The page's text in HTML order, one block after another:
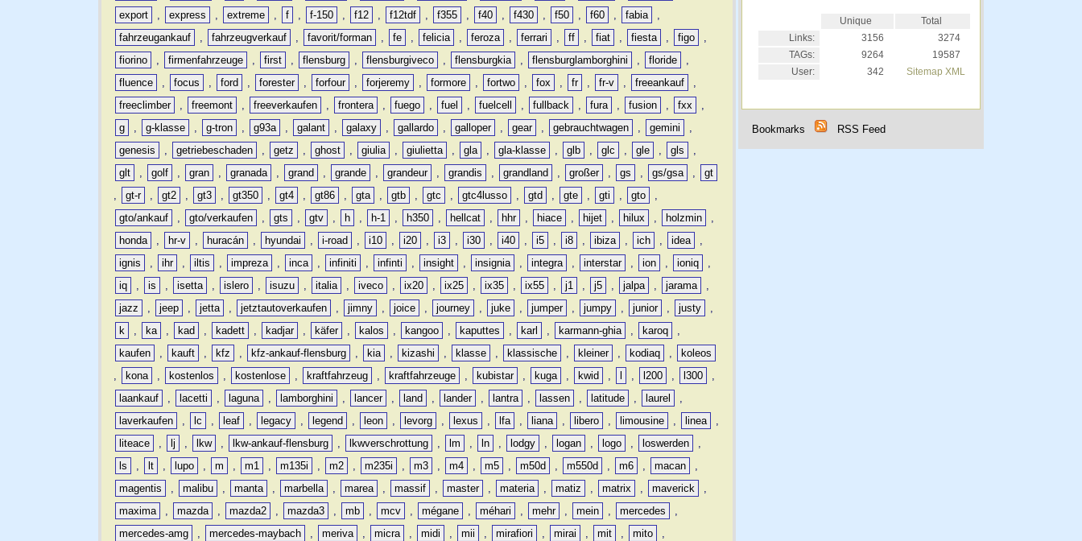
export
, express , extreme , f , f-150 , f12 , f12tdf , f355 , f40 , f430 , f50 , f60 , fabia
,
fahrzeugankauf
, fahrzeugverkauf , favorit/forman , fe , felicia , feroza , ferrari , ff , fiat , fiesta , figo
,
fiorino
, firmenfahrzeuge , first , flensburg , flensburgiveco , flensburgkia , flensburglamborghini , floride
,
fluence
, focus , ford , forester , forfour , forjeremy , formore , fortwo , fox , fr , fr-v , freeankauf
,
freeclimber
, freemont , freeverkaufen , frontera , fuego , fuel , fuelcell , fullback , fura , fusion , fxx
,
g
, g-klasse , g-tron , g93a , galant , galaxy , gallardo , galloper , gear , gebrauchtwagen , gemini
,
genesis
, getriebeschaden , getz , ghost , giulia , giulietta , gla , gla-klasse , glb , glc , gle , gls
,
glt
, golf , gran , granada , grand , grande , grandeur , grandis , grandland , großer , gs , gs/gsa ,
gt
,
gt-r , gt2 , gt3 , gt350 , gt4 , gt86 , gta , gtb , gtc , gtc4lusso , gtd , gte , gti , gto
,
gto/ankauf
, gto/verkaufen , gts , gtv , h , h-1 , h350 , hellcat , hhr , hiace , hijet , hilux , holzmin
,
honda
, hr-v , huracán , hyundai , i-road , i10 , i20 , i3 , i30 , i40 , i5 , i8 , ibiza , ich , idea
,
ignis
, ihr , iltis , impreza , inca , infiniti , infinti , insight , insignia , integra , interstar , ion , ioniq
,
iq
, is , isetta , islero , isuzu , italia , iveco , ix20 , ix25 , ix35 , ix55 , j1 , j5 , jalpa , jarama
,
jazz
, jeep , jetta , jetztautoverkaufen , jimny , joice , journey , juke , jumper , jumpy , junior , justy
,
k
, ka , kad , kadett , kadjar , käfer , kalos , kangoo , kaputtes , karl , karmann-ghia , karoq
,
kaufen
, kauft , kfz , kfz-ankauf-flensburg , kia , kizashi , klasse , klassische , kleiner , kodiaq ,
koleos
,
kona , kostenlos , kostenlose , kraftfahrzeug , kraftfahrzeuge , kubistar , kuga , kwid , , l200 , l300
,
laankauf
, lacetti , laguna , lamborghini , lancer , land , lander , lantra , lassen , latitude , laurel
,
laverkaufen
, lc , leaf , legacy , legend , leon , levorg , lexus , lfa , liana , libero , limousine , linea
,
liteace
, lj , lkw , lkw-ankauf-flensburg , lkwverschrottung , lm , ln , lodgy , logan , logo , loswerden
,
ls
, lt , lupo , m , m1 , m135i , m2 , m235i , m3 , m4 , m5 , m50d , m550d , m6 , macan
,
magentis
, malibu , manta , marbella , marea , massif , master , materia , matiz , matrix , maverick
,
maxima
, mazda , mazda2 , mazda3 , mb , mcv , mégane , méhari , mehr , mein , mercedes
,
mercedes-amg
, mercedes-maybach , meriva , micra , midi , mii , mirafiori , mirai , mit , mito
,
Unique
Total
Links:
3156
3274
TAGs:
9264
19587
User:
342 Sitemap XML
Bookmarks RSS Feed